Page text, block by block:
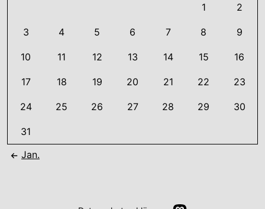
1 2
3 4 5 6 7 8 9
10 11 12 13 14 15 16
17 18 19 20 21 22 23
24 25 26 27 28 29 30
31
Jan.